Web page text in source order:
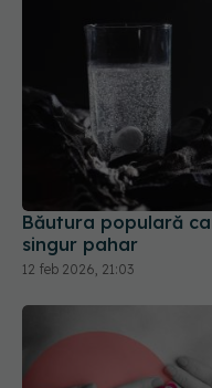
Băutura populară
singur pahar
12 feb 2026, 21:03